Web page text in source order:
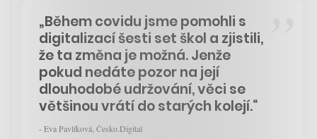
„Během covidu jsme pomohli s
digitalizací šesti set škol a zjistili,
že ta změna je možná. Jenže
pokud nedáte pozor na její
dlouhodobé udržování, věci se
většinou vrátí do starých kolejí.“
- Eva Pavlíková, Česko.Digital